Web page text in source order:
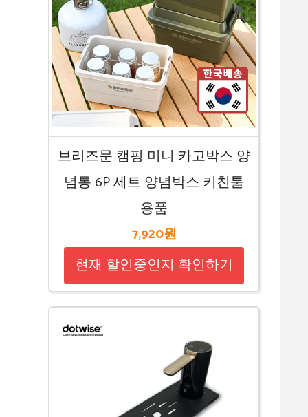
브리즈문 캠핑 미니 카고박스 양
념통 6P 세트 양념박스 키친툴
용품
7,920원
현재 할인중인지 확인하기